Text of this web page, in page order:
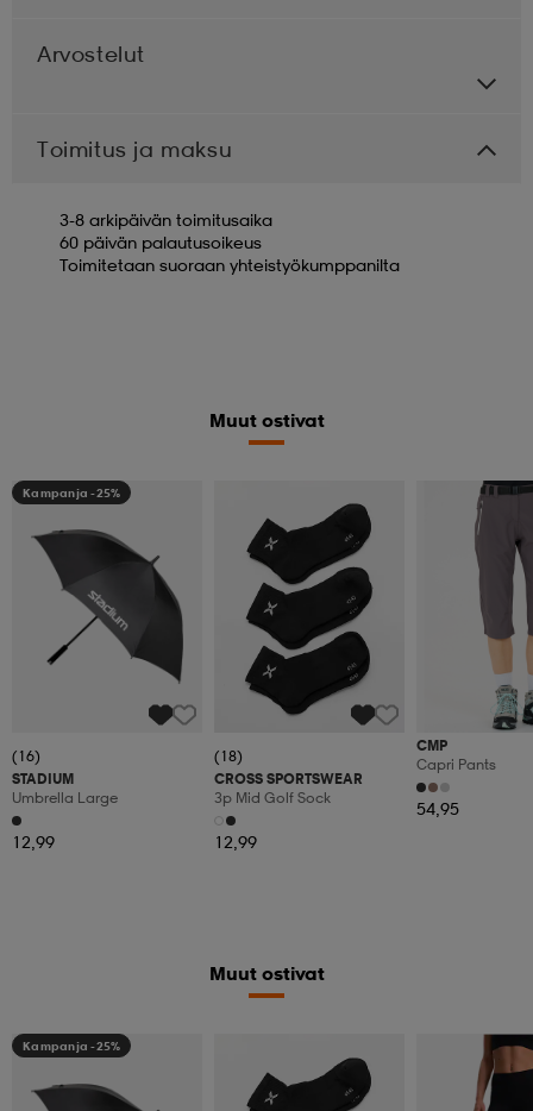
Arvostelut
Toimitus ja maksu
3-8 arkipäivän toimitusaika
60 päivän palautusoikeus
Toimitetaan suoraan yhteistyökumppanilta
Muut ostivat
Kampanja -25%
(16)
STADIUM
Umbrella Large
12,99
(18)
CROSS SPORTSWEAR
3p Mid Golf Sock
12,99
CMP
Capri Pants
54,95
Muut ostivat
Kampanja -25%